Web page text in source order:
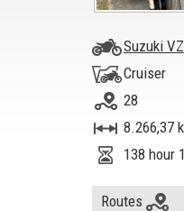
Suzuki
Cruiser
28
8.266,37
138 hour
Routes